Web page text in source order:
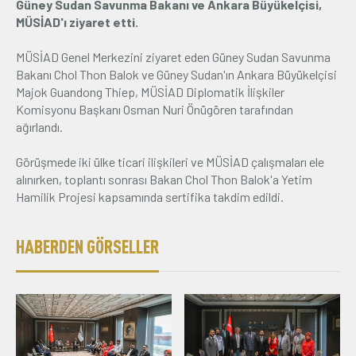
Üyelik
E-İşlemler
Güney Sudan Savunma Bakanı ve Ankara Büyükelçisi,
MÜSİAD'ı ziyaret etti.
MÜSİAD Genel Merkezini ziyaret eden Güney Sudan Savunma
Bakanı Chol Thon Balok ve Güney Sudan'ın Ankara Büyükelçisi
Majok Guandong Thiep, MÜSİAD Diplomatik İlişkiler
Komisyonu Başkanı Osman Nuri Önügören tarafından
ağırlandı.
Görüşmede iki ülke ticari ilişkileri ve MÜSİAD çalışmaları ele
alınırken, toplantı sonrası Bakan Chol Thon Balok'a Yetim
Hamilik Projesi kapsamında sertifika takdim edildi.
HABERDEN GÖRSELLER